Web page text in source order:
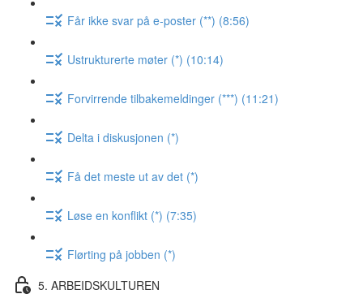
Får ikke svar på e-poster (**) (8:56)
Ustrukturerte møter (*) (10:14)
Forvirrende tilbakemeldinger (***) (11:21)
Delta i diskusjonen (*)
Få det meste ut av det (*)
Løse en konflikt (*) (7:35)
Flørting på jobben (*)
5. ARBEIDSKULTUREN